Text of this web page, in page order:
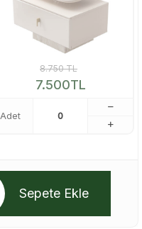
8.750TL
7.500TL
Adet
Sepete Ekle